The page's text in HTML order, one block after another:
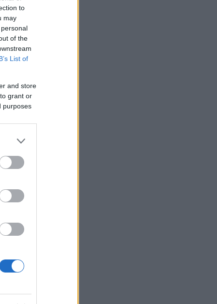
to
may
of the
List of
and store
grant or
purposes